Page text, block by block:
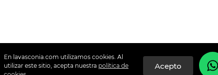
En lavasconia.com utilizamos cookies. Al
utilizar este sitio, acepta nuestra política de